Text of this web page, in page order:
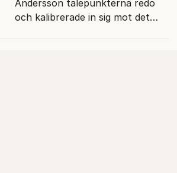
Andersson talepunkterna redo
och kalibrerade in sig mot det